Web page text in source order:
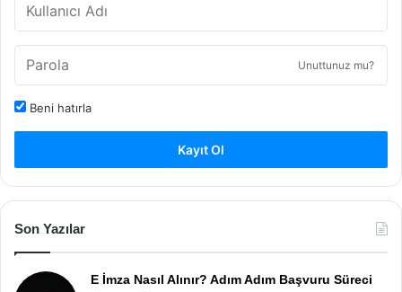
Unuttunuz mu?
Beni hatırla
Kayıt Ol
Son Yazılar
E İmza Nasıl Alınır? Adım Adım Başvuru Süreci